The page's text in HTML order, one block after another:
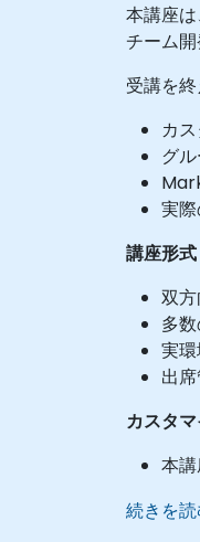
本講座
チーム
受講を
カ
グ
実
講座形式
双方
多
実
出
カスタ
本
続きを